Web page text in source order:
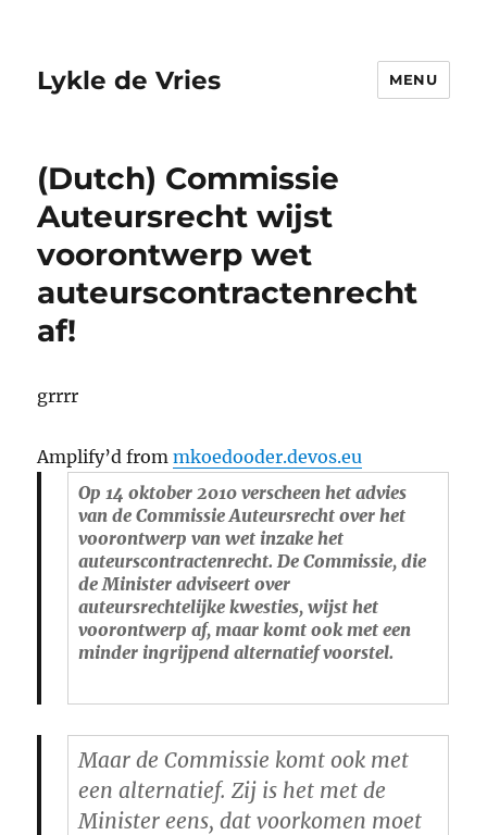
Lykle de Vries MENU
(Dutch) Commissie
Auteursrecht wijst
voorontwerp wet
auteurscontractenrecht
af!
grrrr
Amplify’d frommkoedooder.devos.eu
Op 14 oktober 2010 verscheen het advies
van de Commissie Auteursrecht over het
voorontwerp van wet inzake het
auteurscontractenrecht. De Commissie, die
de Minister adviseert over
auteursrechtelijke kwesties, wijst het
voorontwerp af, maar komt ook met een
minder ingrijpend alternatief voorstel.
Maar de Commissie komt ook met
een alternatief. Zij is het met de
Minister eens, dat voorkomen moet